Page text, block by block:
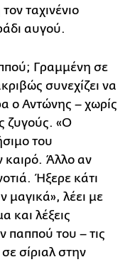
ταχινένιο
αυγού.
Γραμμένη σε
συνεχίζει να
ο Αντώνης – χωρίς
ζυγούς. «Ο
του
καιρό. Άλλο αν
Ήξερε κάτι
μαγικά», λέει με
και λέξεις
παππού του – τις
σίριαλ στην